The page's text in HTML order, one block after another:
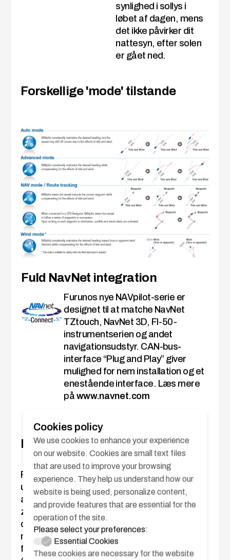
synlighed i sollys i
løbet af dagen, mens
det ikke påvirker dit
nattesyn, efter solen
er gået ned.
Forskellige 'mode' tilstande
Fuld NavNet integration
Furunos nye NAVpilot-serie er
designet til at matche NavNet
TZtouch, NavNet 3D, FI-50-
instrumentserien og andet
navigationsudstyr. CAN-bus-
interface “Plug and Play” giver
mulighed for nem installation og et
enestående interface. Læs mere
på www.navnet.com
FishHunter
FishHunter™ er en særlig funktion, der er
udviklet i samarbejde med Suzuki. Ved at
aktiverer FishHunter udføres firkantede,
zigzag-, cirkel-, kredsløbs-, spiral- eller figur-
otte manøvrer rundt om det specialiserede
mål ved en brugervalgt afstand. Denne
funktion kan også bruges til Man Overboard
Cookies policy
We use cookies to enhance your experience
on our website. Cookies are small text files
that are used to improve your browsing
experience. They help us understand how our
website is being used, personalize content,
and provide features that are essential for the
operation of the site.
Please select your preferences:
Essential Cookies
These cookies are necessary for the website